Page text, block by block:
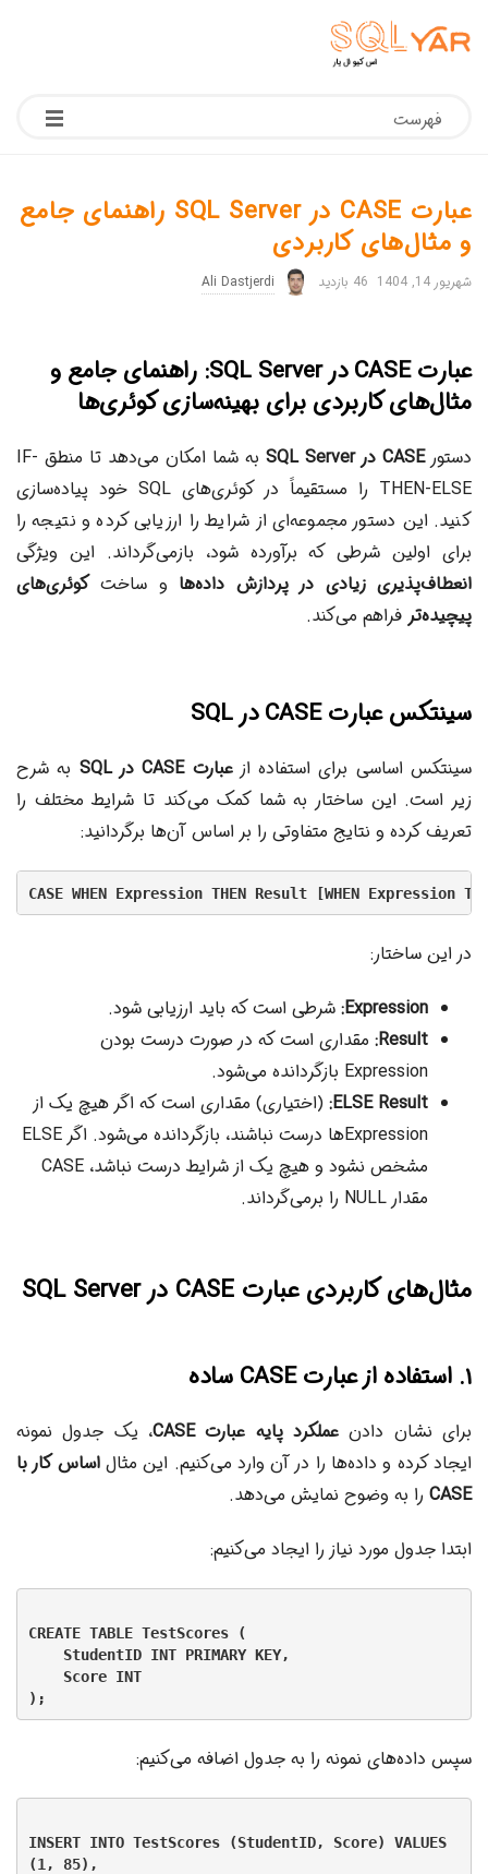
فهرست
عبارت CASE در SQL Server راهنمای جامع
و مثال‌های کاربردی
شهریور 14, 1404 46 بازدید Ali Dastjerdi
عبارت CASE در SQL Server: راهنمای جامع و
مثال‌های کاربردی برای بهینه‌سازی کوئری‌ها
دستورCASE در SQL Server
به شما امکان می‌دهد تا منطق IF-
THEN-ELSE را مستقیماً در کوئری‌های SQL خود پیاده‌سازی
کنید. این دستور مجموعه‌ای از شرایط را ارزیابی کرده و نتیجه را
برای اولین شرطی که برآورده شود، بازمی‌گرداند. این ویژگی
انعطاف‌پذیری زیادی در پردازش داده‌ها و ساختکوئری‌های
پیچیده‌تر فراهم می‌کند.
سینتکس عبارت CASE در SQL
سینتکس اساسی برای استفاده ازعبارت CASE در SQL
به شرح
زیر است. این ساختار به شما کمک می‌کند تا شرایط مختلف را
تعریف کرده و نتایج متفاوتی را بر اساس آن‌ها برگردانید:
CASE WHEN Expression THEN Result [WHEN Expression
در این ساختار:
Expression: شرطی است که باید ارزیابی شود.
Result: مقداری است که در صورت درست بودن
Expression بازگردانده می‌شود.
ELSE Result: (اختیاری) مقداری است که اگر هیچ یک از
Expressionها درست نباشند، بازگردانده می‌شود. اگر ELSE
مشخص نشود و هیچ یک از شرایط درست نباشد، CASE
مقدار NULL را برمی‌گرداند.
مثال‌های کاربردی عبارت CASE در SQL Server
۱. استفاده از عبارت CASE ساده
برای نشان دادن عملکرد پایه عبارت CASE
، یک جدول نمونه
ایجاد کرده و داده‌ها را در آن وارد می‌کنیم. این مثالاساس کار با
CASE را به وضوح نمایش می‌دهد.
ابتدا جدول مورد نیاز را ایجاد می‌کنیم:
CREATE TABLE TestScores (
    StudentID INT PRIMARY KEY,
    Score INT
سپس داده‌های نمونه را به جدول اضافه می‌کنیم:
INSERT INTO TestScores (StudentID, Score) VALUES
(1, 85),